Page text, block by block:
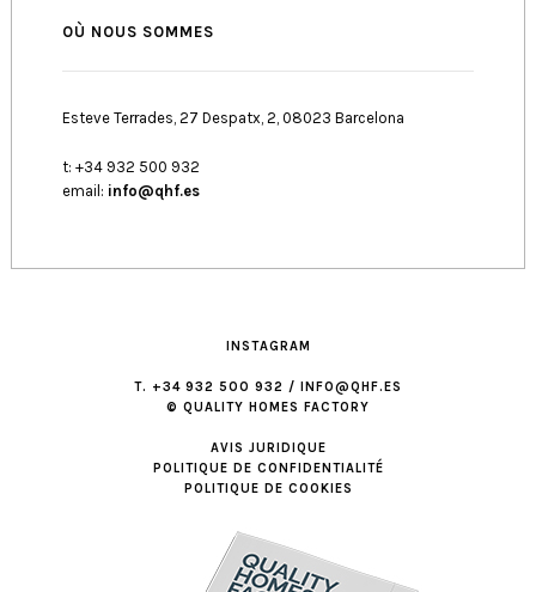
OÙ NOUS SOMMES
Esteve Terrades, 27 Despatx, 2, 08023 Barcelona
t: +34 932 500 932
email: info@qhf.es
INSTAGRAM
T. +34 932 500 932 / INFO@QHF.ES
© QUALITY HOMES FACTORY
AVIS JURIDIQUE
POLITIQUE DE CONFIDENTIALITÉ
POLITIQUE DE COOKIES